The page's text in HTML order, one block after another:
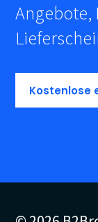
Angebote,
Kostenlose